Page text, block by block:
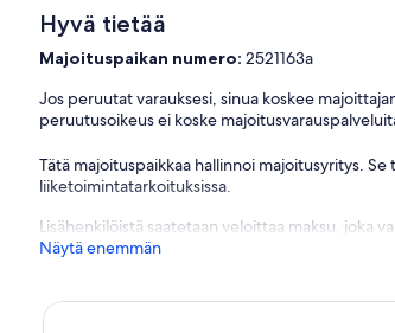
Hyvä tietää
Majoituspaikan numero:2521163a
Jos peruutat varauksesi, sinua koskee
peruutusoikeus ei koske
Tätä majoituspaikkaa hallinnoi majoitusyritys.
liiketoimintatarkoituksissa.
Lisähenkilöistä saatetaan veloittaa maksu, joka
Näytä enemmän